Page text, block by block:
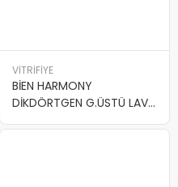
VİTRİFİYE
BİEN HARMONY
DİKDÖRTGEN G.ÜSTÜ LAV